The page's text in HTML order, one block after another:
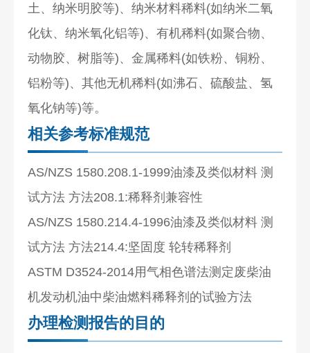
土、纳米明胶等)、纳米材料稀料(如纳米二氧
化钛、纳米氧化铝等)、有机稀料(如聚合物、
动物胶、树脂等)、金属稀料(如铁粉、铜粉、
铝粉等)、其他无机稀料(如沸石、硫酸盐、氢
氧化钠等)等。
相关参考标准规范
AS/NZS 1580.208.1-1999油漆及类似材料 测
试方法 方法208.1:稀释剂兼容性
AS/NZS 1580.214.4-1996油漆及类似材料 测
试方法 方法214.4:坚固度 轮转稀释剂
ASTM D3524-2014用气相色谱法测定废柴油
机发动机油中柴油燃料稀释剂的试验方法
办理检测报告的目的